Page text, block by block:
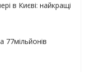
в Києві: найкращі
77мільйонів